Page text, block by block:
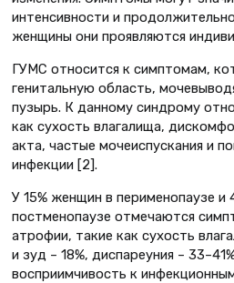
интенсивности и
женщины они проявляются
ГУМС относится к симптомам,
генитальную область,
пузырь. К данному синдрому
как сухость влагалища,
акта, частые мочеиспускания и
инфекции [2].
У 15% женщин в перименопаузе и
постменопаузе отмечаются
атрофии, такие как сухость
и зуд – 18%, диспареуния –
восприимчивость к